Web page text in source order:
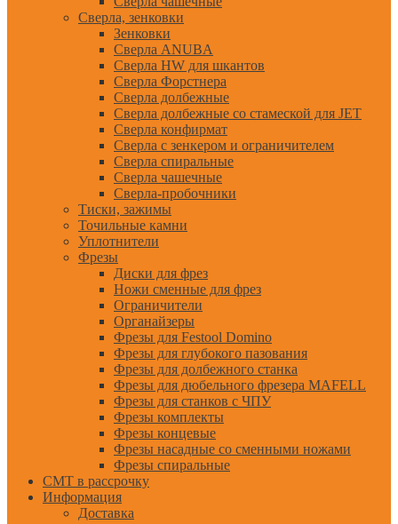
Сверла, зенковки
Зенковки
Сверла ANUBA
Сверла HW для шкантов
Сверла Форстнера
Сверла долбежные
Сверла долбежные со стамеской для JET
Сверла конфирмат
Сверла с зенкером и ограничителем
Сверла спиральные
Сверла чашечные
Сверла-пробочники
Тиски, зажимы
Точильные камни
Уплотнители
Фрезы
Диски для фрез
Ножи сменные для фрез
Ограничители
Органайзеры
Фрезы для Festool Domino
Фрезы для глубокого пазования
Фрезы для долбежного станка
Фрезы для дюбельного фрезера MAFELL
Фрезы для станков с ЧПУ
Фрезы комплекты
Фрезы концевые
Фрезы насадные со сменными ножами
Фрезы спиральные
CMT в рассрочку
Информация
Доставка